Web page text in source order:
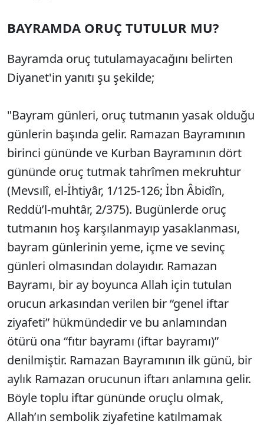
BAYRAMDA ORUÇ TUTULUR MU?
Bayramda oruç tutulamayacağını belirten
Diyanet'in yanıtı şu şekilde;
"Bayram günleri, oruç tutmanın yasak olduğu
günlerin başında gelir. Ramazan Bayramının
birinci gününde ve Kurban Bayramının dört
gününde oruç tutmak tahrîmen mekruhtur
(Mevsılî, el-İhtiyâr, 1/125-126; İbn Âbidîn,
Reddü’l-muhtâr, 2/375). Bugünlerde oruç
tutmanın hoş karşılanmayıp yasaklanması,
bayram günlerinin yeme, içme ve sevinç
günleri olmasından dolayıdır. Ramazan
Bayramı, bir ay boyunca Allah için tutulan
orucun arkasından verilen bir “genel iftar
ziyafeti” hükmündedir ve bu anlamından
ötürü ona “fıtır bayramı (iftar bayramı)”
denilmiştir. Ramazan Bayramının ilk günü, bir
aylık Ramazan orucunun iftarı anlamına gelir.
Böyle toplu iftar gününde oruçlu olmak,
Allah’ın sembolik ziyafetine katılmamak